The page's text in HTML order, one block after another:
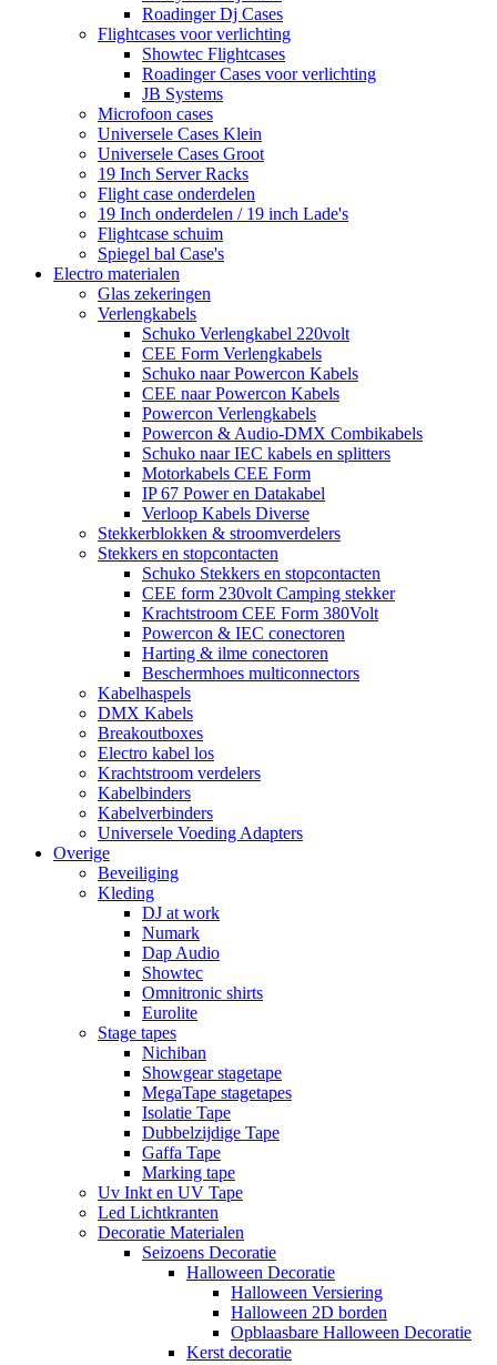
Roadinger Dj Cases
Flightcases voor verlichting
Showtec Flightcases
Roadinger Cases voor verlichting
JB Systems
Microfoon cases
Universele Cases Klein
Universele Cases Groot
19 Inch Server Racks
Flight case onderdelen
19 Inch onderdelen / 19 inch Lade's
Flightcase schuim
Spiegel bal Case's
Electro materialen
Glas zekeringen
Verlengkabels
Schuko Verlengkabel 220volt
CEE Form Verlengkabels
Schuko naar Powercon Kabels
CEE naar Powercon Kabels
Powercon Verlengkabels
Powercon & Audio-DMX Combikabels
Schuko naar IEC kabels en splitters
Motorkabels CEE Form
IP 67 Power en Datakabel
Verloop Kabels Diverse
Stekkerblokken & stroomverdelers
Stekkers en stopcontacten
Schuko Stekkers en stopcontacten
CEE form 230volt Camping stekker
Krachtstroom CEE Form 380Volt
Powercon & IEC conectoren
Harting & ilme conectoren
Beschermhoes multiconnectors
Kabelhaspels
DMX Kabels
Breakoutboxes
Electro kabel los
Krachtstroom verdelers
Kabelbinders
Kabelverbinders
Universele Voeding Adapters
Overige
Beveiliging
Kleding
DJ at work
Numark
Dap Audio
Showtec
Omnitronic shirts
Eurolite
Stage tapes
Nichiban
Showgear stagetape
MegaTape stagetapes
Isolatie Tape
Dubbelzijdige Tape
Gaffa Tape
Marking tape
Uv Inkt en UV Tape
Led Lichtkranten
Decoratie Materialen
Seizoens Decoratie
Halloween Decoratie
Halloween Versiering
Halloween 2D borden
Opblaasbare Halloween Decoratie
Kerst decoratie